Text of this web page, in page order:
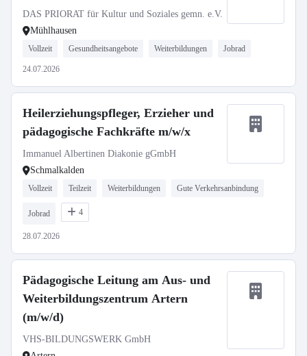
DAS PRIORAT für Kultur und Soziales gemn. e.V.
Mühlhausen
Vollzeit Gesundheitsangebote Weiterbildungen Jobrad
24.07.2026
Heilerziehungspfleger, Erzieher und
pädagogische Fachkräfte m/w/x
Immanuel Albertinen Diakonie gGmbH
Schmalkalden
Vollzeit Teilzeit Weiterbildungen Gute Verkehrsanbindung
Jobrad 4
28.07.2026
Pädagogische Leitung am Aus- und
Weiterbildungszentrum Artern
(m/w/d)
VHS-BILDUNGSWERK GmbH